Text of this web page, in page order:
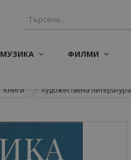
МУЗИКА ФИЛМИ
Книги Художествена литература